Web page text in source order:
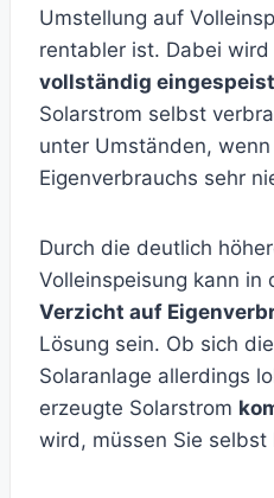
Umstellung auf
rentabler ist. Dabei
vollständig eingespeist
Solarstrom selbst
unter Umständen,
Eigenverbrauchs sehr
Durch die deutlich
Volleinspeisung kann in
Verzicht auf
Lösung sein. Ob sich
Solaranlage allerdings
erzeugte Solarstrom
wird, müssen Sie selbst